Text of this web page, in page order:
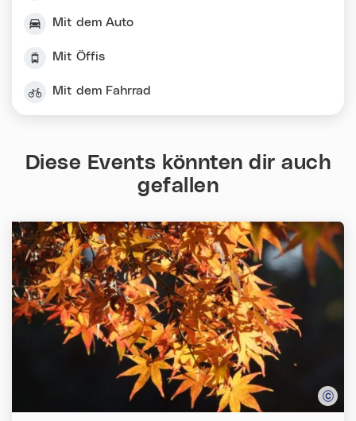
Mit dem Auto
Mit Öffis
Mit dem Fahrrad
Diese Events könnten dir auch
gefallen